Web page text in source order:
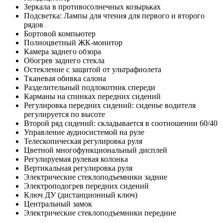
Зеркала в противосолнечных козырьках
Подсветка: Лампы для чтения для первого и второго
рядов
Бортовой компьютер
Полноцветный ЖК-монитор
Камера заднего обзора
Обогрев заднего стекла
Остекление с защитой от ультрафиолета
Тканевая обивка салона
Разделительный подлокотник спереди
Карманы на спинках передних сидений
Регулировка передних сидений: сиденье водителя
регулируется по высоте
Второй ряд сидений: складывается в соотношении 60/40
Управление аудиосистемой на руле
Телескопическая регулировка руля
Цветной многофункциональный дисплей
Регулируемая рулевая колонка
Вертикальная регулировка руля
Электрические стеклоподъемники задние
Электроподогрев передних сидений
Ключ ДУ (дистанционный ключ)
Центральный замок
Электрические стеклоподъемники передние